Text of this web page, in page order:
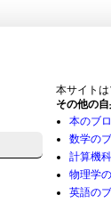
本サイトは
その他の
本のブ
数学の
計算機
物理学
英語の